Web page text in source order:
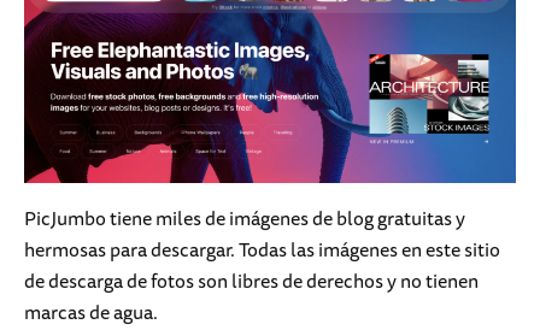
PicJumbo tiene miles de imágenes de blog gratuitas y
hermosas para descargar. Todas las imágenes en este sitio
de descarga de fotos son libres de derechos y no tienen
marcas de agua.